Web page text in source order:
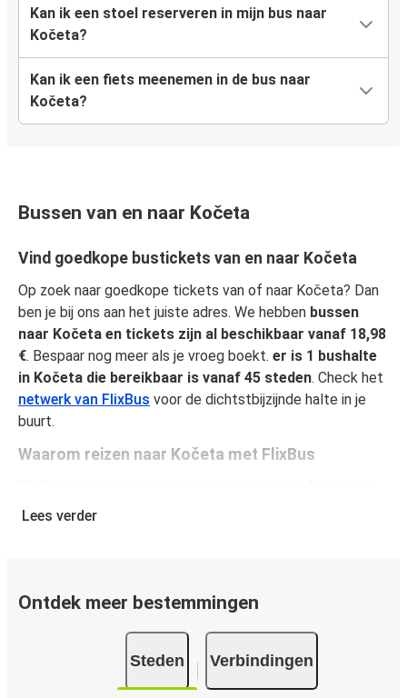
Kan ik een stoel reserveren in mijn bus naar
Kočeta?
Kan ik een fiets meenemen in de bus naar
Kočeta?
Bussen van en naar Kočeta
Vind goedkope bustickets van en naar Kočeta
Op zoek naar goedkope tickets van of naar Kočeta? Dan
ben je bij ons aan het juiste adres. We hebben bussen
naar Kočeta en tickets zijn al beschikbaar vanaf 18,98
€. Bespaar nog meer als je vroeg boekt. er is 1 bushalte
in Kočeta die bereikbaar is vanaf 45 steden. Check het
netwerk van FlixBus voor de dichtstbijzijnde halte in je
buurt.
Waarom reizen naar Kočeta met FlixBus
passagiers van een unieke reiservaring kunnen genieten.
tijdens het boeken en per ticket mag je één stuk
handbagage en één stuk ruimbagage meenemen.
Hoe koop je een busticket van of naar Kočeta
Een busticket kopen bij FlixBus is eenvoudig: op onze
Lees verder
Ontdek meer bestemmingen
Steden Verbindingen